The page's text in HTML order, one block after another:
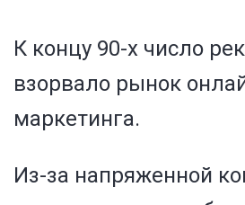
К концу 90-х число
взорвало рынок
маркетинга.
Из-за напряженной